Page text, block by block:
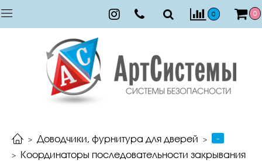
0 0
Доводчики, фурнитура для дверей
-
Координаторы последовательности закрывания